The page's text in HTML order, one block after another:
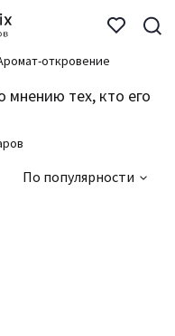
откровение
мнению тех, кто его
По популярности